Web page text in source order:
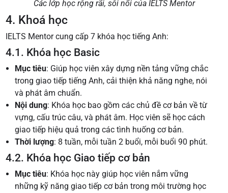
Các lớp học rộng rãi, sôi nổi của IELTS Mentor
4. Khoá học
IELTS Mentor cung cấp 7 khóa học tiếng Anh:
4.1. Khóa học Basic
Mục tiêu: Giúp học viên xây dựng nền tảng vững chắc
trong giao tiếp tiếng Anh, cải thiện khả năng nghe, nói
và phát âm chuẩn.
Nội dung: Khóa học bao gồm các chủ đề cơ bản về từ
vựng, cấu trúc câu, và phát âm. Học viên sẽ học cách
giao tiếp hiệu quả trong các tình huống cơ bản.
Thời lượng: 8 tuần, mỗi tuần 2 buổi, mỗi buổi 90 phút.
4.2. Khóa học Giao tiếp cơ bản
Mục tiêu: Khóa học này giúp học viên nắm vững
những kỹ năng giao tiếp cơ bản trong môi trường học